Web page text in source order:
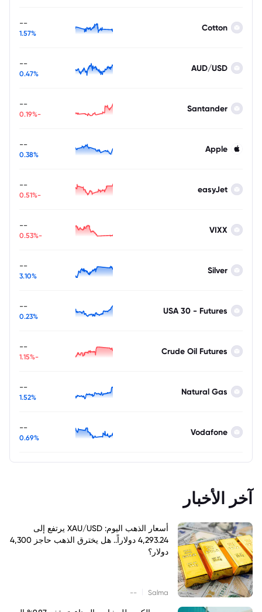
Cotton
--
1.57%
AUD/USD
--
0.47%
Santander
--
-0.19%
Apple
--
0.38%
easyJet
--
-0.51%
VIXX
--
-0.53%
Silver
--
3.10%
USA 30 - Futures
--
0.23%
Crude Oil Futures
--
-1.15%
Natural Gas
--
1.52%
Vodafone
--
0.69%
آخر الأخبار
أسعار الذهب اليوم: XAU/USD يرتفع إلى
4,293.24 دولاراً.. هل يخترق الذهب حاجز 4,300
دولار؟
Salma
--